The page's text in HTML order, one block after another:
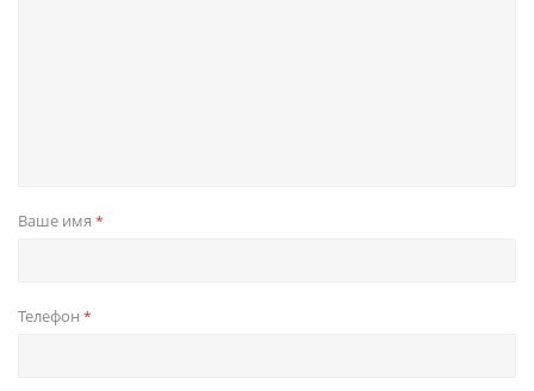
Ваше имя *
Телефон *